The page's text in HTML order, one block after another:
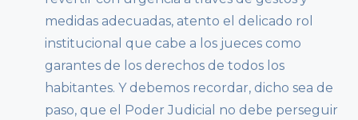
medidas adecuadas, atento el delicado rol
institucional que cabe a los jueces como
garantes de los derechos de todos los
habitantes. Y debemos recordar, dicho sea de
paso, que el Poder Judicial no debe perseguir